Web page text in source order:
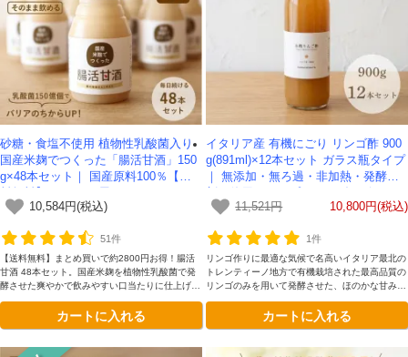
砂糖・食塩不使用 植物性乳酸菌入り
国産米麹でつくった「腸活甘酒」150
g×48本セット｜ 国産原料100％【送
10,584円(税込)
51件
【送料無料】まとめ買いで約2800円お得！腸活
甘酒 48本セット。国産米麹を植物性乳酸菌で発
酵させた爽やかで飲みやすい口当たりに仕上げま
カートに入れる
イタリア産 有機にごり リンゴ酢 900
g(891ml)×12本セット ガラス瓶タイプ
｜ 無添加・無ろ過・非加熱・発酵助
-かわしま屋- 【送料無料】
11,521円 10,800円(税込)
1件
リンゴ作りに最適な気候で名高いイタリア最北の
トレンティーノ地方で有機栽培された最高品質の
リンゴのみを用いて発酵させた、ほのかな甘みと
ていない、本物のリンゴ酢をガラス瓶容器にてお
楽しみください。
カートに入れる
対象者：かわしま屋で初めてお買い物をされる方
利用条件：3,000円以上のお買い物でご利用いただけます
ご利用回数：お一人様1回限り
※他のクーポンとの併用はできません
クーポンのご利用方法はこちら >>